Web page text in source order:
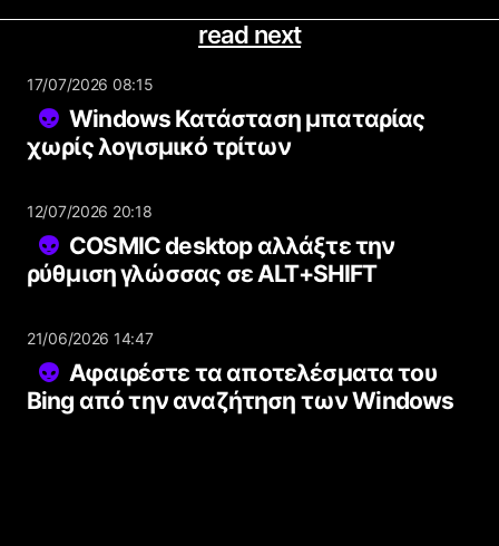
read next
17/07/2026 08:15
Windows Κατάσταση μπαταρίας
χωρίς λογισμικό τρίτων
12/07/2026 20:18
COSMIC desktop αλλάξτε την
ρύθμιση γλώσσας σε ALT+SHIFT
21/06/2026 14:47
Αφαιρέστε τα αποτελέσματα του
Bing από την αναζήτηση των Windows